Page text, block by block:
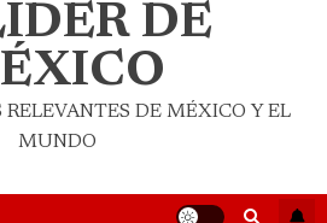
DE
DE MÉXICO Y EL
MUNDO